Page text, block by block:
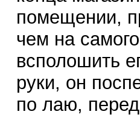
помещении,
чем на
всполошить
руки, он
по лаю,